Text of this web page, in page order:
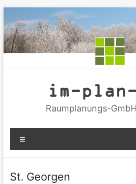
Inhalt
springen
im-
Raumplanungs-
St. Georgen